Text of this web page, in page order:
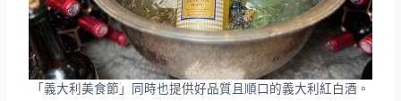
「義大利美食節」同時也提供好品質且順口的義大利紅白酒。